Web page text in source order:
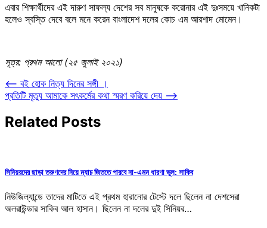
এবার শিক্ষার্থীদের এই দারুণ সাফল্য দেশের সব মানুষকে করোনার এই দুঃসময়ে খানিকটা
হলেও স্বস্তি দেবে বলে মনে করেন বাংলাদেশ দলের কোচ এম আরশাদ মোমেন।
সূত্র: প্রথম আলো (২৫ জুলাই ২০২১)
Post
navigation
⟵ বই হোক নিত্য দিনের সঙ্গী ।
প্রতিটি মৃত্যু আমাকে সৎকর্মের কথা স্মরণ করিয়ে দেয় ⟶
Related Posts
সিনিয়রদের ছাড়া তরুণদের নিয়ে ম্যাচ জিততে পারবে না-এমন ধারণা ভুল: সাকিব
নিউজিল্যান্ডে তাদের মাটিতে এই প্রথম হারানোর টেস্টে দলে ছিলেন না দেশসেরা
অলরাউন্ডার সাকিব আল হাসান। ছিলেন না দলের দুই সিনিয়র…